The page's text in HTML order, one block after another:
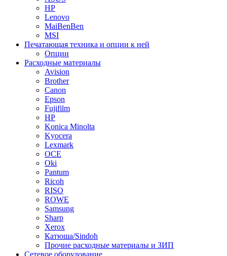
HP
Lenovo
MaiBenBen
MSI
Печатающая техника и опции к ней
Опции
Расходные материалы
Avision
Brother
Canon
Epson
Fujifilm
HP
Konica Minolta
Kyocera
Lexmark
OCE
Oki
Pantum
Ricoh
RISO
ROWE
Samsung
Sharp
Xerox
Катюша/Sindoh
Прочие расходные материалы и ЗИП
Сетевое оборудование